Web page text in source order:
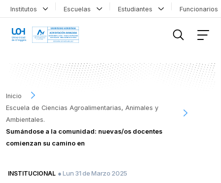
Institutos Escuelas Estudiantes
Inicio
Escuela de Ciencias Agroalimentarias, Animales y
Ambientales.
Sumándose a la comunidad: nuevas/os docentes
comienzan su camino en
INSTITUCIONAL ● Lun 31 de Marzo 2025